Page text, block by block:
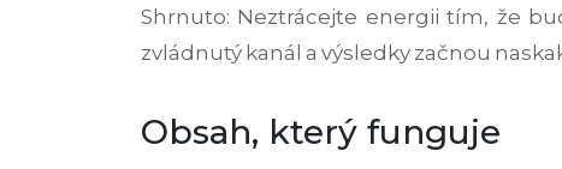
Shrnuto: Neztrácejte energii tím, že
zvládnutý kanál a výsledky začnou
Obsah, který funguje